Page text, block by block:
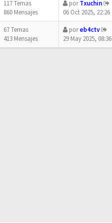
117 Temas
860 Mensajes
porTxuchin
06 Oct 2025, 22:26
67 Temas
413 Mensajes
poreb4ctv
29 May 2025, 08:36